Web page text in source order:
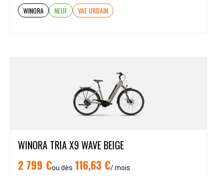
WINORA NEUF VAE URBAIN
WINORA TRIA X9 WAVE BEIGE
2 799 €ou dès 116,63 €/ mois